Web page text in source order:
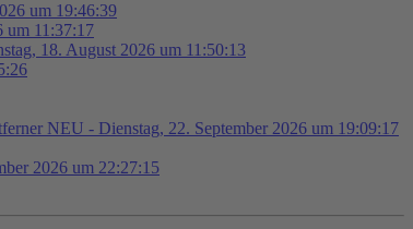
um 19:46:39
um 11:37:17
18. August 2026 um 11:50:13
NEU - Dienstag, 22. September 2026 um 19:09:17
2026 um 22:27:15